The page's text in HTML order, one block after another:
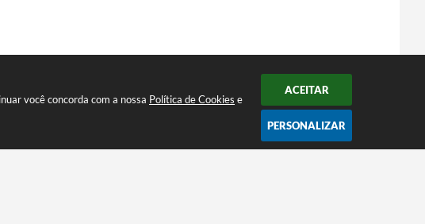
você concorda com a nossa Política de Cookies e
ACEITAR
PERSONALIZAR